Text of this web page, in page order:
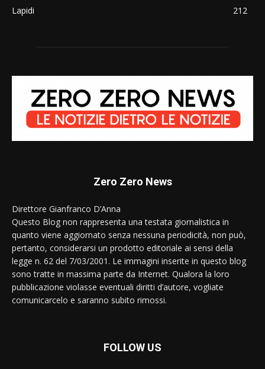
Lapidi
212
Zero Zero News
Direttore Gianfranco D’Anna
Questo Blog non rappresenta una testata giornalistica in
quanto viene aggiornato senza nessuna periodicità, non può,
pertanto, considerarsi un prodotto editoriale ai sensi della
legge n. 62 del 7/03/2001. Le immagini inserite in questo blog
sono tratte in massima parte da Internet. Qualora la loro
pubblicazione violasse eventuali diritti d’autore, vogliate
comunicarcelo e saranno subito rimossi.
FOLLOW US